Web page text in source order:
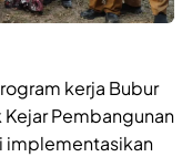
kerja Bubur
Pembangunan
implementasikan